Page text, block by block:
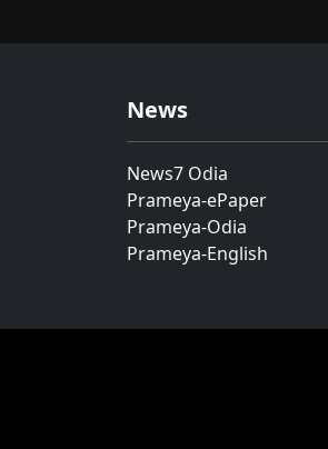
News
News7 Odia
Prameya-ePaper
Prameya-Odia
Prameya-English